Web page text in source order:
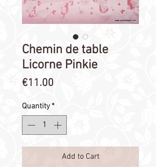
Chemin de table
Licorne Pinkie
€11.00
Quantity *
Add to Cart